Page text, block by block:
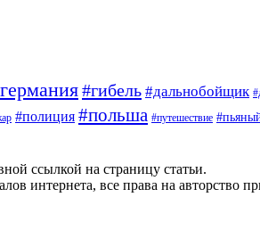
#гибель #дальнобойщик
#полиция #польша #путешествие
ссылкой на страницу статьи.
интернета, все права на авторство